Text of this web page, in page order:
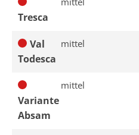
Tresca
Val
Todesca
mittel
Variante
Absam
mittel